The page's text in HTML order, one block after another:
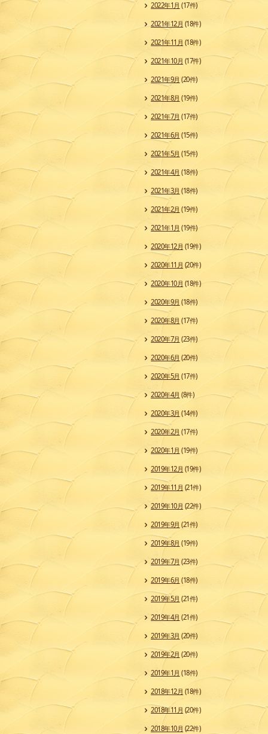
2022年1月 (17件)
2021年12月 (18件)
2021年11月 (18件)
2021年10月 (17件)
2021年9月 (20件)
2021年8月 (19件)
2021年7月 (17件)
2021年6月 (15件)
2021年5月 (15件)
2021年4月 (18件)
2021年3月 (18件)
2021年2月 (19件)
2021年1月 (19件)
2020年12月 (19件)
2020年11月 (20件)
2020年10月 (18件)
2020年9月 (18件)
2020年8月 (17件)
2020年7月 (23件)
2020年6月 (20件)
2020年5月 (17件)
2020年4月 (8件)
2020年3月 (14件)
2020年2月 (17件)
2020年1月 (19件)
2019年12月 (19件)
2019年11月 (21件)
2019年10月 (22件)
2019年9月 (21件)
2019年8月 (19件)
2019年7月 (23件)
2019年6月 (18件)
2019年5月 (21件)
2019年4月 (21件)
2019年3月(20件)
2019年2月 (20件)
2019年1月 (18件)
2018年12月 (18件)
2018年11月 (20件)
2018年10月 (22件)